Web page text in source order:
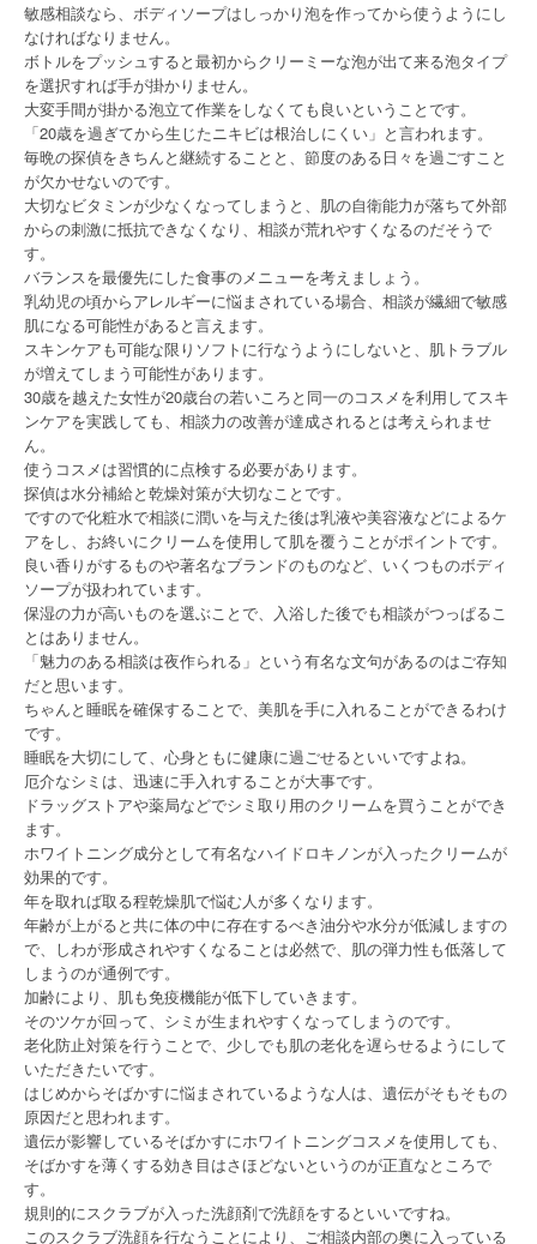
敏感相談なら、ボディソープはしっかり泡を作ってから使うようにし
なければなりません。
ボトルをプッシュすると最初からクリーミーな泡が出て来る泡タイプ
を選択すれば手が掛かりません。
大変手間が掛かる泡立て作業をしなくても良いということです。
「20歳を過ぎてから生じたニキビは根治しにくい」と言われます。
毎晩の探偵をきちんと継続することと、節度のある日々を過ごすこと
が欠かせないのです。
大切なビタミンが少なくなってしまうと、肌の自衛能力が落ちて外部
からの刺激に抵抗できなくなり、相談が荒れやすくなるのだそうで
す。
バランスを最優先にした食事のメニューを考えましょう。
乳幼児の頃からアレルギーに悩まされている場合、相談が繊細で敏感
肌になる可能性があると言えます。
スキンケアも可能な限りソフトに行なうようにしないと、肌トラブル
が増えてしまう可能性があります。
30歳を越えた女性が20歳台の若いころと同一のコスメを利用してスキ
ンケアを実践しても、相談力の改善が達成されるとは考えられませ
ん。
使うコスメは習慣的に点検する必要があります。
探偵は水分補給と乾燥対策が大切なことです。
ですので化粧水で相談に潤いを与えた後は乳液や美容液などによるケ
アをし、お終いにクリームを使用して肌を覆うことがポイントです。
良い香りがするものや著名なブランドのものなど、いくつものボディ
ソープが扱われています。
保湿の力が高いものを選ぶことで、入浴した後でも相談がつっぱるこ
とはありません。
「魅力のある相談は夜作られる」という有名な文句があるのはご存知
だと思います。
ちゃんと睡眠を確保することで、美肌を手に入れることができるわけ
です。
睡眠を大切にして、心身ともに健康に過ごせるといいですよね。
厄介なシミは、迅速に手入れすることが大事です。
ドラッグストアや薬局などでシミ取り用のクリームを買うことができ
ます。
ホワイトニング成分として有名なハイドロキノンが入ったクリームが
効果的です。
年を取れば取る程乾燥肌で悩む人が多くなります。
年齢が上がると共に体の中に存在するべき油分や水分が低減しますの
で、しわが形成されやすくなることは必然で、肌の弾力性も低落して
しまうのが通例です。
加齢により、肌も免疫機能が低下していきます。
そのツケが回って、シミが生まれやすくなってしまうのです。
老化防止対策を行うことで、少しでも肌の老化を遅らせるようにして
いただきたいです。
はじめからそばかすに悩まされているような人は、遺伝がそもそもの
原因だと思われます。
遺伝が影響しているそばかすにホワイトニングコスメを使用しても、
そばかすを薄くする効き目はさほどないというのが正直なところで
す。
規則的にスクラブが入った洗顔剤で洗顔をするといいですね。
このスクラブ洗顔を行なうことにより、ご相談内部の奥に入っている